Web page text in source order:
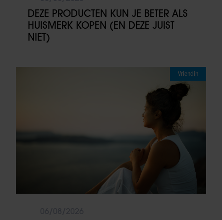
DEZE PRODUCTEN KUN JE BETER ALS
HUISMERK KOPEN (EN DEZE JUIST
NIET)
Vriendin